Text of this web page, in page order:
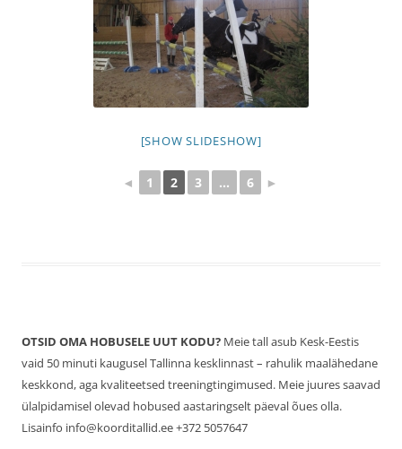
[SHOW SLIDESHOW]
◄ 1 2 3 ... 6 ►
OTSID OMA HOBUSELE UUT KODU? Meie tall asub Kesk-Eestis
vaid 50 minuti kaugusel Tallinna kesklinnast – rahulik maalähedane
keskkond, aga kvaliteetsed treeningtingimused. Meie juures saavad
ülalpidamisel olevad hobused aastaringselt päeval õues olla.
Lisainfo info@koorditallid.ee +372 5057647